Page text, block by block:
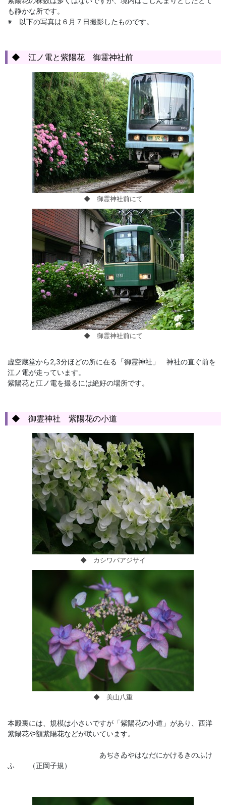
も静かな所です。
※ 以下の写真は６月７日撮影したものです。
◆ 江ノ電と紫陽花 御霊神社前
◆ 御霊神社前にて
◆ 御霊神社前にて
虚空蔵堂から2,3分ほどの所に在る「御霊神社」 神社の直ぐ前を
江ノ電が走っています。
紫陽花と江ノ電を撮るには絶好の場所です。
◆ 御霊神社 紫陽花の小道
◆ カシワバアジサイ
◆ 美山八重
本殿裏には、規模は小さいですが「紫陽花の小道」があり、西洋
紫陽花や額紫陽花などが咲いています。
あぢさゐやはなだにかけるきのふけ
ふ （正岡子規）